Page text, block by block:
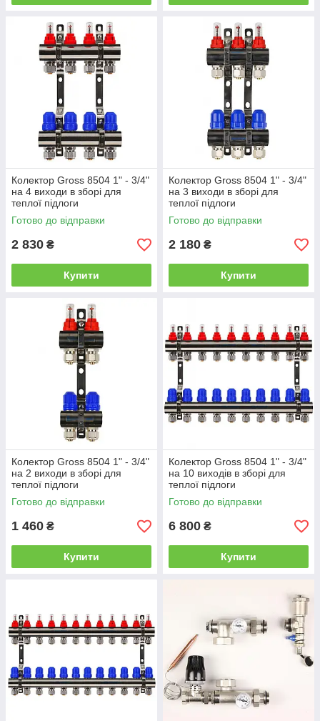
Колектор Gross 8504 1" - 3/4"
на 4 виходи в зборі для
теплої підлоги
Готово до відправки
2 830 ₴
Купити
Колектор Gross 8504 1" - 3/4"
на 3 виходи в зборі для
теплої підлоги
Готово до відправки
2 180 ₴
Купити
Колектор Gross 8504 1" - 3/4"
на 2 виходи в зборі для
теплої підлоги
Готово до відправки
1 460 ₴
Купити
Колектор Gross 8504 1" - 3/4"
на 10 виходів в зборі для
теплої підлоги
Готово до відправки
6 800 ₴
Купити